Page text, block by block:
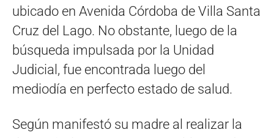
ubicado en Avenida Córdoba de Villa Santa
Cruz del Lago. No obstante, luego de la
búsqueda impulsada por la Unidad
Judicial, fue encontrada luego del
mediodía en perfecto estado de salud.
Según manifestó su madre al realizar la